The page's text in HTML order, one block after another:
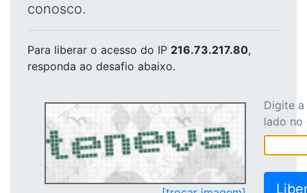
conosco.
Para liberar o acesso do IP 216.73.217.80,
responda ao desafio abaixo.
Digite
lado no